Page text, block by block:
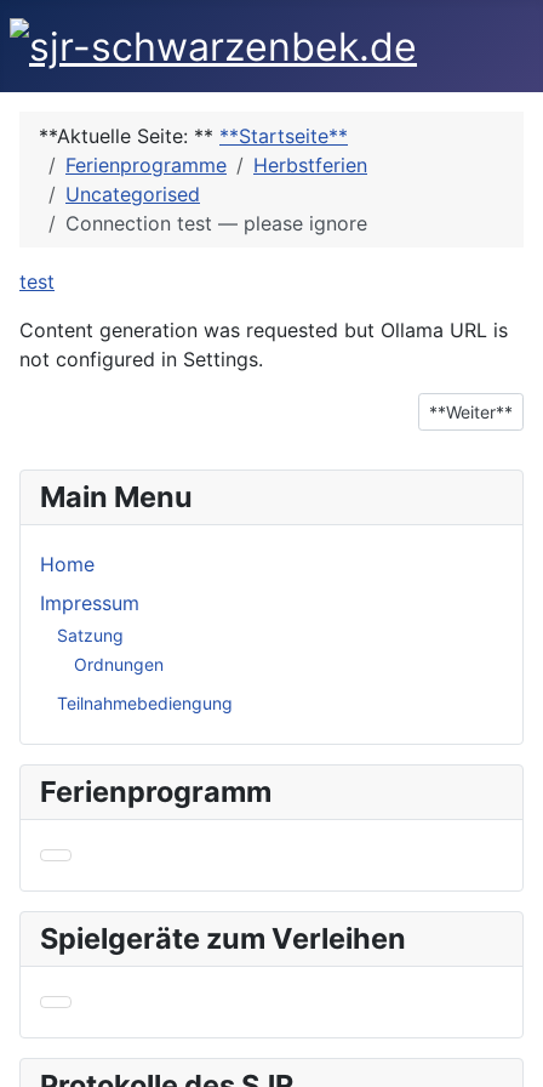
**Aktuelle Seite: ** **Startseite**
Ferienprogramme
Herbstferien
Uncategorised
Connection test — please ignore
test
Content generation was requested but Ollama URL is
not configured in Settings.
**Nächster
**Weiter**
Main Menu
Home
Impressum
Satzung
Ordnungen
Teilnahmebediengung
Ferienprogramm
Spielgeräte zum Verleihen